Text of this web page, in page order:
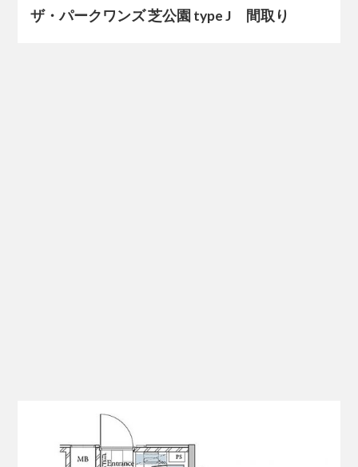
ザ・パークワンズ 芝公園 type J 間取り